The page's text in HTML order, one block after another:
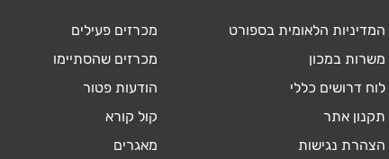
המדיניות הלאומית בספורט
משרות במכון
לוח דרושים כללי
תקנון אתר
הצהרת נגישות
מכרזים פעילים
מכרזים שהסתיימו
הודעות פטור
קול קורא
מאגרים